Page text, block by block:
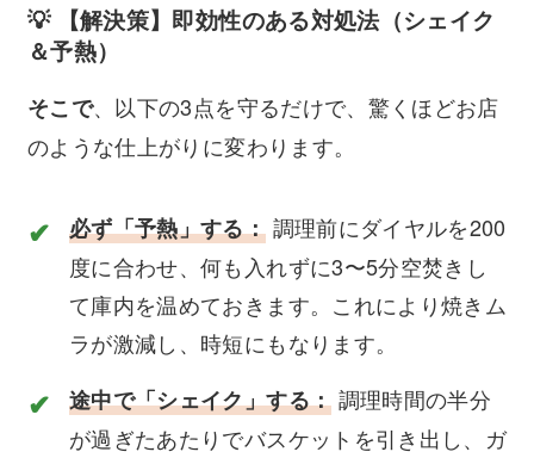
💡 【解決策】即効性のある対処法（シェイク
＆予熱）
そこで、以下の3点を守るだけで、驚くほどお店
のような仕上がりに変わります。
必ず「予熱」する： 調理前にダイヤルを200
度に合わせ、何も入れずに3〜5分空焚きし
て庫内を温めておきます。これにより焼きム
ラが激減し、時短にもなります。
途中で「シェイク」する： 調理時間の半分
が過ぎたあたりでバスケットを引き出し、ガ